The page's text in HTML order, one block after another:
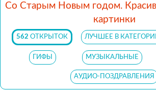
Со Старым Новым годом.
картинки
562 ОТКРЫТОК ЛУЧШЕЕ В
ГИФЫ МУЗЫКАЛЬНЫЕ
АУДИО-ПОЗДРАВЛЕНИЯ